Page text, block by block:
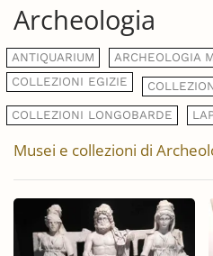
Archeologia
ANTIQUARIUM
ARCHEOLOGIA
COLLEZIONI EGIZIE
COLLEZIONI LONGOBARDE
Musei e collezioni di